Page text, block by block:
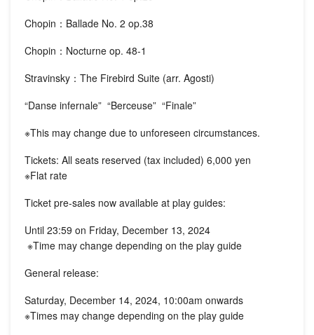
Chopin：Ballade No. 2 op.38
Chopin：Nocturne op. 48-1
Stravinsky：The Firebird Suite (arr. Agosti)
“Danse infernale” “Berceuse” “Finale”
※This may change due to unforeseen circumstances.
Tickets: All seats reserved (tax included) 6,000 yen
※Flat rate
Ticket pre-sales now available at play guides:
Until 23:59 on Friday, December 13, 2024
※Time may change depending on the play guide
General release:
Saturday, December 14, 2024, 10:00am onwards
※Times may change depending on the play guide